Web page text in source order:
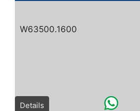
W63500.1600
Details